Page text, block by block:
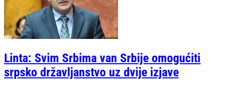
Linta: Svim Srbima van Srbije omogućiti
srpsko državljanstvo uz dvije izjave